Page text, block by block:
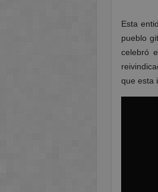
Esta
pueblo
celebró
que esta